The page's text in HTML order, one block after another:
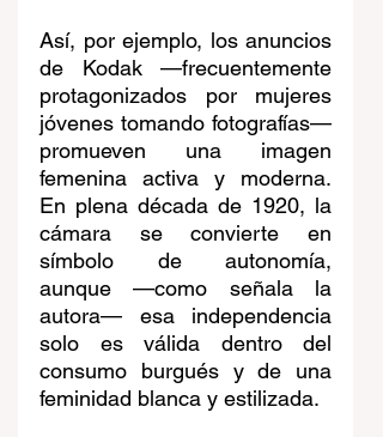
Así, por ejemplo, los anuncios
de Kodak —frecuentemente
protagonizados por mujeres
jóvenes tomando fotografías—
promueven una imagen
femenina activa y moderna.
En plena década de 1920, la
cámara se convierte en
símbolo de autonomía,
aunque —como señala la
autora— esa independencia
solo es válida dentro del
consumo burgués y de una
feminidad blanca y estilizada.